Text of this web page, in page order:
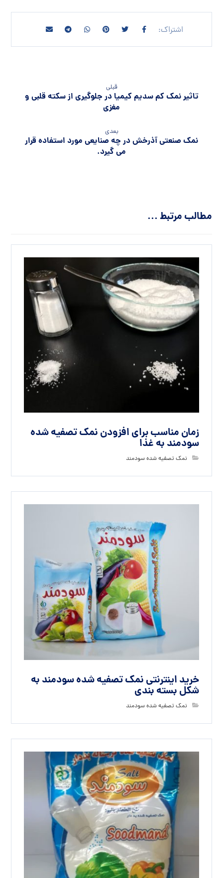
قبلی
تاثیر نمک کم سدیم کیمیا در جلوگیری از سکته قلبی و
مغزی
بعدی
نمک صنعتی آذرخش در چه صنایعی مورد استفاده قرار
می گیرد.
مطالب مرتبط ...
زمان مناسب برای افزودن نمک تصفیه شده
سودمند به غذا
نمک تصفیه شده سودمند
خرید اینترنتی نمک تصفیه شده سودمند به
شکل بسته بندی
نمک تصفیه شده سودمند